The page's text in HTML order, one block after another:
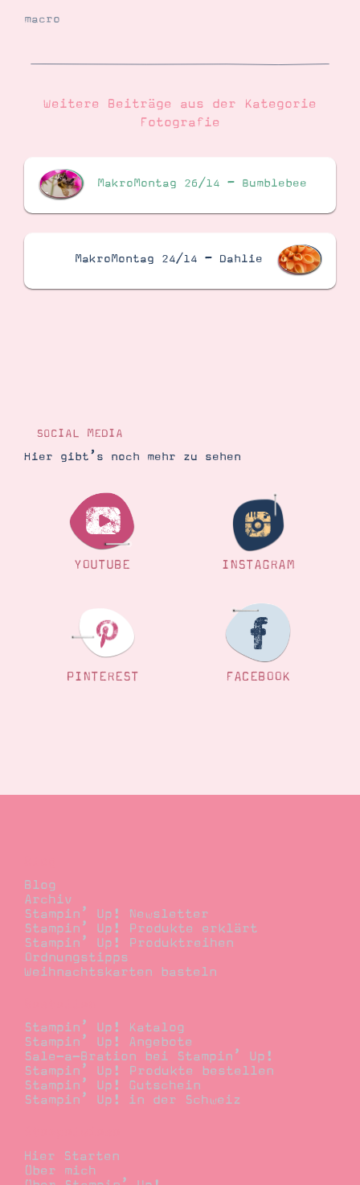
macro
Weitere Beiträge aus der Kategorie
Fotografie
MakroMontag 26/14 – Bumblebee
MakroMontag 24/14 – Dahlie
SOCIAL MEDIA
Hier gibt’s noch mehr zu sehen
YOUTUBE INSTAGRAM
PINTEREST FACEBOOK
Blog
Archiv
Stampin’ Up! Newsletter
Stampin’ Up! Produkte erklärt
Stampin’ Up! Produktreihen
Ordnungstipps
Weihnachtskarten basteln
Stampin’ Up! Katalog
Stampin’ Up! Angebote
Sale-a-Bration bei Stampin’ Up!
Stampin’ Up! Produkte bestellen
Stampin’ Up! Gutschein
Stampin’ Up! in der Schweiz
Hier Starten
Über mich